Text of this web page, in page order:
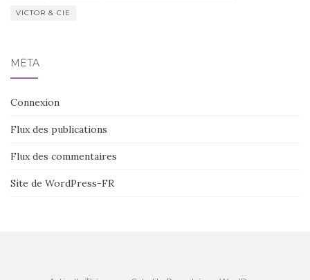
VICTOR & CIE
MÉTA
Connexion
Flux des publications
Flux des commentaires
Site de WordPress-FR